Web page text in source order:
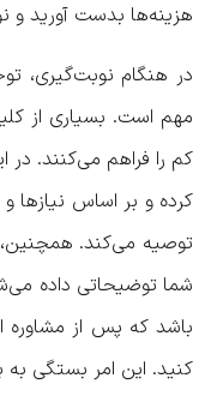
هزینه‌ها بدست آورید و
در هنگام نوبت‌گیری،
مهم است. بسیاری از
کم را فراهم می‌کنند.
کرده و بر اساس نیازها
توصیه می‌کند.
شما توضیحاتی داده
باشد که پس از مشاوره
کنید. این امر بستگی به